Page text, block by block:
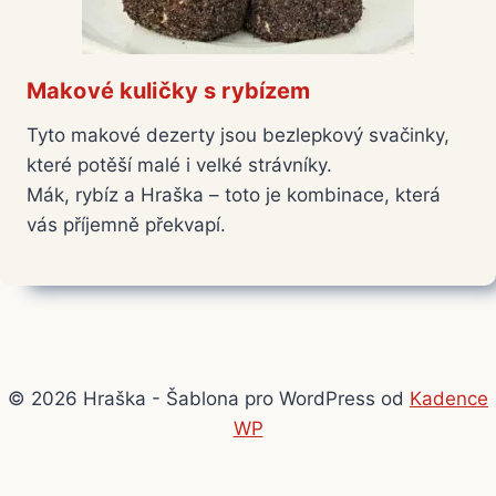
Makové kuličky s rybízem
Tyto makové dezerty jsou bezlepkový svačinky,
které potěší malé i velké strávníky.
Mák, rybíz a Hraška – toto je kombinace, která
vás příjemně překvapí.
© 2026 Hraška - Šablona pro WordPress od Kadence
WP